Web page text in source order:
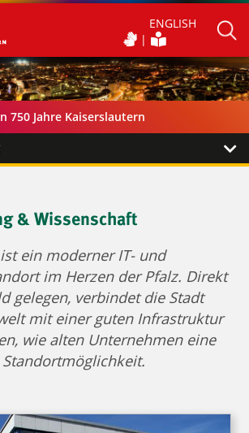
ENGLISH
750 Jahre Kaiserslautern
& Wissenschaft
ein moderner IT- und
im Herzen der Pfalz. Direkt
gelegen, verbindet die Stadt
mit einer guten Infrastruktur
wie alten Unternehmen eine